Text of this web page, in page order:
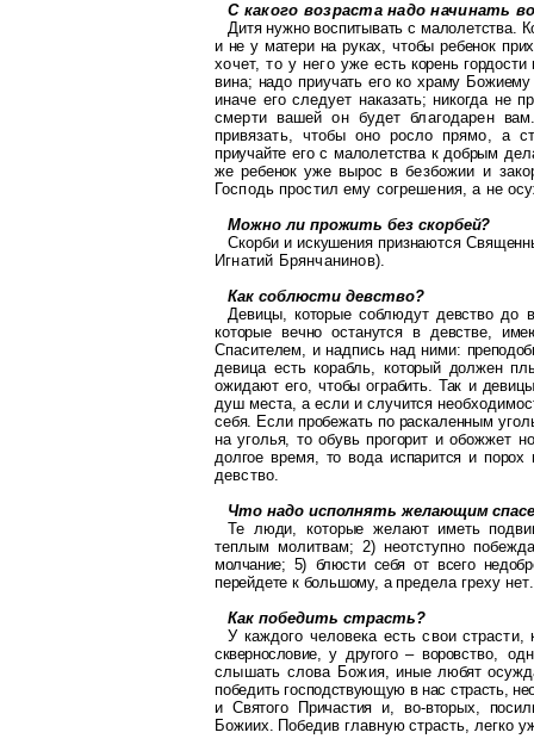
С какого возраста надо начинать
Дитя нужно воспитывать с малолетства.
и не у матери на руках, чтобы ребенок
хочет, то у него ужеесть корень
вина; надоприучать егоко храму Божиему
иначе его следует наказать; никогда не
смерти вашей он будет благодарен
привязать, чтобы оно росло прямо, а
приучайте его с малолетства к добрым
же ребенок уже вырос вбезбожии и
Господь простил ему согрешения, а не
Можно ли прожить без скорбей?
Скорби и искушения признаются
Игнатий Брянчанинов).
Как соблюсти девство?
Девицы, которые соблюдут девство до
которые вечно останутся в девстве, име
Спасителем, и надпись над ними:
девица есть корабль, который должен
ожидают его,чтобы ограбить. Так и
душ места, а если и случится
себя. Если пробежать по раскаленным
на уголья, то обувь прогорит и обожжет
долгое время, то вода испарится и
девство.
Что надо исполнять желающим
Те люди, которые желают иметь
теплым молитвам; 2) неотступно побеж
молчание; 5) блюсти себя от всего
перейдете к большому, а предела греху нет.
Как победить страсть?
У каждого человека есть свои страсти,
сквернословие, у другого – воровство,
слышать слова Божия,иные любят
победить господствующую в нас страсть,
и Святого Причастия и, во-вторых,
Божиих. Победив главную страсть, легко